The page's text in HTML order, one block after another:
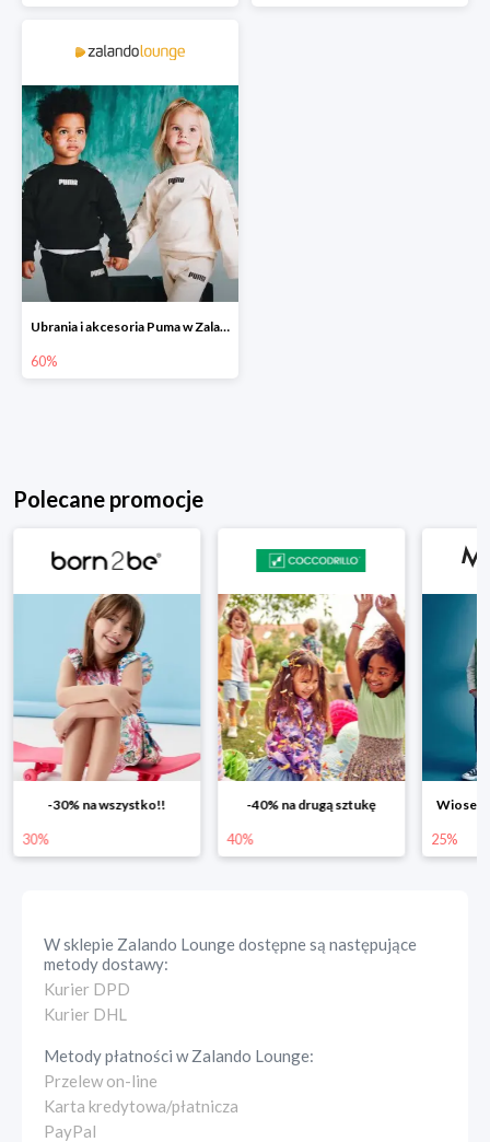
Ubrania i akcesoria Puma w Zalando Lounge do -60%
60%
Polecane promocje
-30% na wszystko!!
30%
-40% na drugą sztukę
40% 25%
W sklepie Zalando Loungedostępne są następujące
metody dostawy:
Kurier DPD
Kurier DHL
Metody płatności wZalando Lounge:
Przelew on-line
Karta kredytowa/płatnicza
PayPal